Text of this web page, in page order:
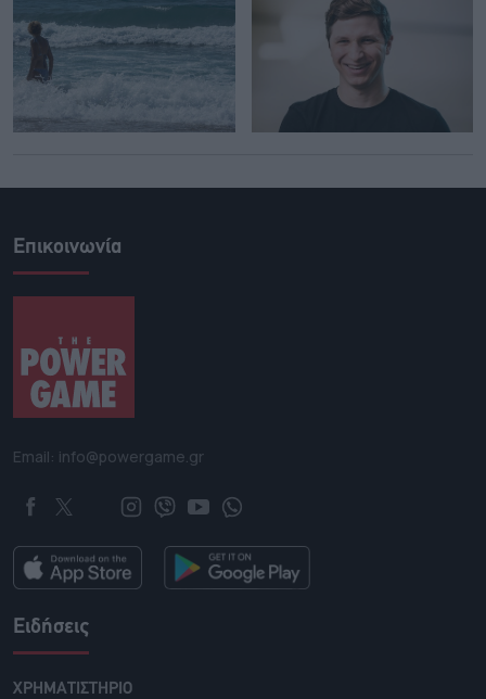
Επικοινωνία
Email: info@powergame.gr
Ειδήσεις
ΧΡΗΜΑΤΙΣΤΗΡΙΟ